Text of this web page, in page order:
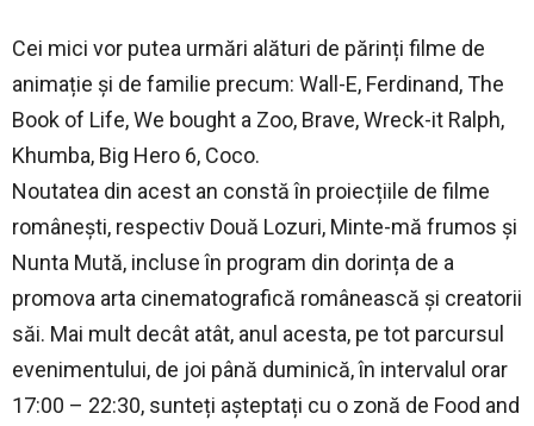
Cei mici vor putea urmări alături de părinți filme de
animație și de familie precum: Wall-E, Ferdinand, The
Book of Life, We bought a Zoo, Brave, Wreck-it Ralph,
Khumba, Big Hero 6, Coco.
Noutatea din acest an constă în proiecțiile de filme
românești, respectiv Două Lozuri, Minte-mă frumos și
Nunta Mută, incluse în program din dorința de a
promova arta cinematografică românească și creatorii
săi. Mai mult decât atât, anul acesta, pe tot parcursul
evenimentului, de joi până duminică, în intervalul orar
17:00 – 22:30, sunteți așteptați cu o zonă de Food and